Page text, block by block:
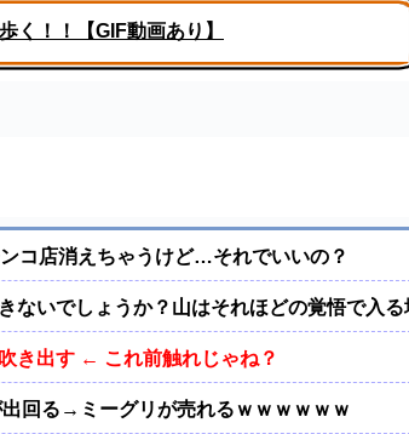
！！【GIF動画あり】
コ店消えちゃうけど…それでいいの？
いでしょうか？山はそれほどの覚悟で入る
き出す ← これ前触れじゃね？
回る→ミーグリが売れるｗｗｗｗｗｗ